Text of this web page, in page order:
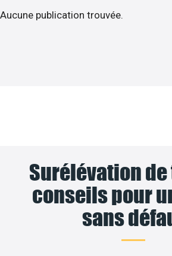
Aucune publication trouvée.
Surélévation
conseils pour
sans